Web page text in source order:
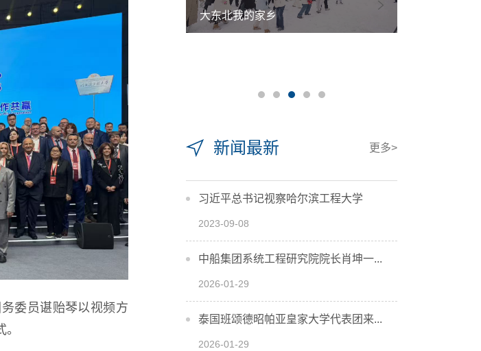
委员谌贻琴以视频方
大东北我的家乡
新闻最新 更多>
习近平总书记视察哈尔滨工程大学
2023-09-08
中船集团系统工程研究院院长肖坤一...
2026-01-29
泰国班颂德昭帕亚皇家大学代表团来...
2026-01-29